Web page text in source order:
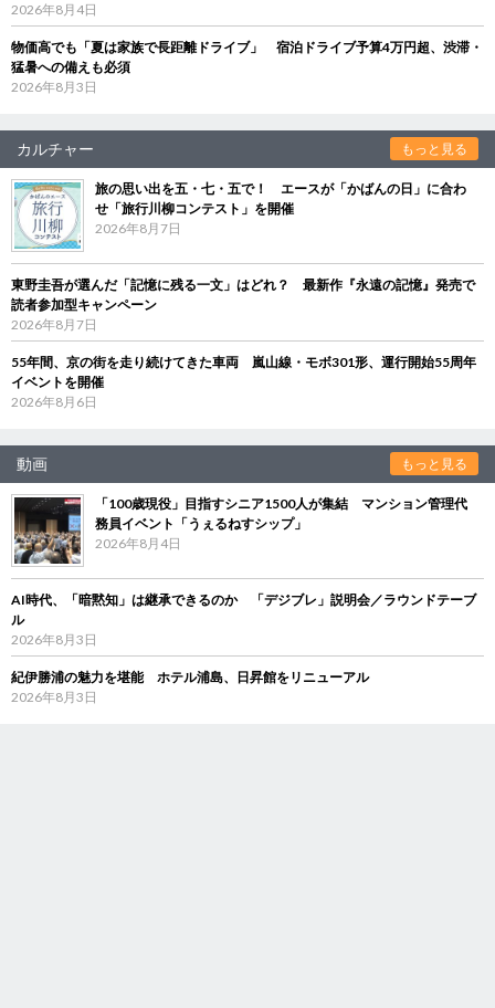
2026年8月4日
物価高でも「夏は家族で長距離ドライブ」 宿泊ドライブ予算4万円超、渋滞・
猛暑への備えも必須
2026年8月3日
カルチャー もっと見る
旅の思い出を五・七・五で！ エースが「かばんの日」に合わ
せ「旅行川柳コンテスト」を開催
2026年8月7日
東野圭吾が選んだ「記憶に残る一文」はどれ？ 最新作『永遠の記憶』発売で
読者参加型キャンペーン
2026年8月7日
55年間、京の街を走り続けてきた車両 嵐山線・モボ301形、運行開始55周年
イベントを開催
2026年8月6日
動画 もっと見る
「100歳現役」目指すシニア1500人が集結 マンション管理代
務員イベント「うぇるねすシップ」
2026年8月4日
AI時代、「暗黙知」は継承できるのか 「デジブレ」説明会／ラウンドテーブ
ル
2026年8月3日
紀伊勝浦の魅力を堪能 ホテル浦島、日昇館をリニューアル
2026年8月3日